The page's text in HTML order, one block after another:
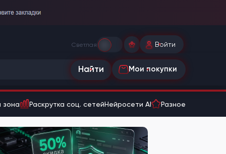
Светлая Войти
Найти Мои покупки
зона Раскрутка соц. сетейНейросети AI Разное